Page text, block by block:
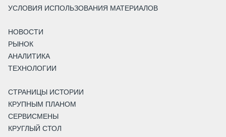
УСЛОВИЯ ИСПОЛЬЗОВАНИЯ МАТЕРИАЛОВ
НОВОСТИ
РЫНОК
АНАЛИТИКА
ТЕХНОЛОГИИ
СТРАНИЦЫ ИСТОРИИ
КРУПНЫМ ПЛАНОМ
СЕРВИСМЕНЫ
КРУГЛЫЙ СТОЛ